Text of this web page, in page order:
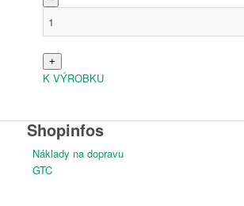
K VÝROBKU
Shopinfos
Náklady na dopravu
GTC